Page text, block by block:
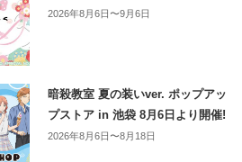
2026年8月6日〜9月6日
暗殺教室 夏の装いver. ポップアッ
プストア in 池袋 8月6日より開催!
2026年8月6日〜8月18日